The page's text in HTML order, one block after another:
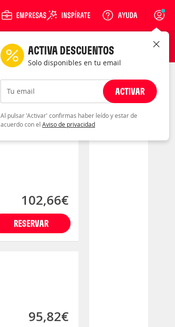
Login
RESERVAR
102,66€
95,82€
ACTIVA DESCUENTOS
Solo disponibles en tu email
Tu email ACTIVAR
Al pulsar 'Activar' confirmas haber leído y estar de
acuerdo con el Aviso de privacidad